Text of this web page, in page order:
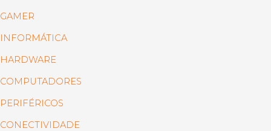
GAMER
INFORMÁTICA
HARDWARE
COMPUTADORES
PERIFÉRICOS
CONECTIVIDADE